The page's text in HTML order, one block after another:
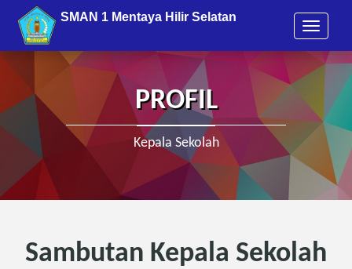
T
o
g
e
n
a
i
a
n
SMAN 1 Mentaya Hilir Selatan
Model School of Imtaq and
PROFIL
Kepala Sekolah
Sambutan Kepala Sekolah